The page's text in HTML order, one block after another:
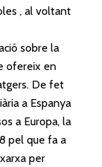
, al voltant
sobre la
ofereix en
De fet
a Espanya
a Europa, la
pel que fa a
per